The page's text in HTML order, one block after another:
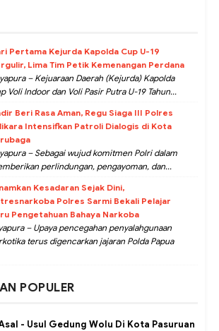
Pertama Kejurda Kapolda Cup U-19
Lima Tim Petik Kemenangan Perdana
– Kejuaraan Daerah (Kejurda) Kapolda
Voli Indoor dan Voli Pasir Putra U-19 Tahun...
Beri Rasa Aman, Regu Siaga III Polres
Intensifkan Patroli Dialogis di Kota
– Sebagai wujud komitmen Polri dalam
perlindungan, pengayoman, dan...
Kesadaran Sejak Dini,
Polres Sarmi Bekali Pelajar
Pengetahuan Bahaya Narkoba
– Upaya pencegahan penyalahgunaan
terus digencarkan jajaran Polda Papua
POPULER
- Usul Gedung Wolu Di Kota Pasuruan